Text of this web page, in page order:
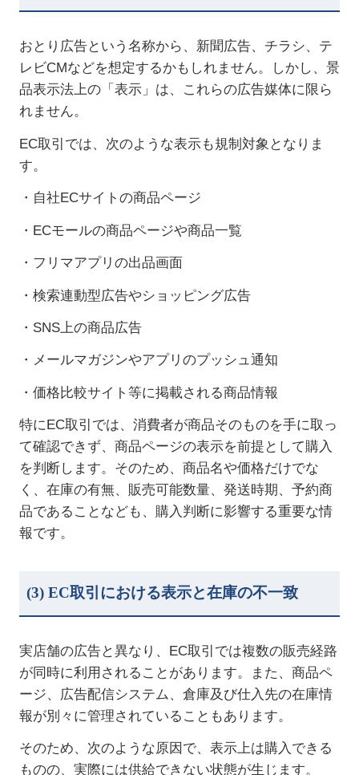
おとり広告という名称から、新聞広告、チラシ、テ
レビCMなどを想定するかもしれません。しかし、景
品表示法上の「表示」は、これらの広告媒体に限ら
れません。
EC取引では、次のような表示も規制対象となりま
す。
・自社 ECサイトの商品ページ
・ ECモールの商品ページや商品一覧
・フリマアプリの出品画面
・検索連動型広告やショッピング広告
・ SNS上の商品広告
・メールマガジンやアプリのプッシュ通知
・価格比較サイト等に掲載される商品情報
特に EC取引では、消費者が商品そのものを手に取っ
て確認できず、商品ページの表示を前提として購入
を判断します。そのため、商品名や価格だけでな
く、在庫の有無、販売可能数量、発送時期、予約商
品であることなども、購入判断に影響する重要な情
報です。
(3) EC取引における表示と在庫の不一致
実店舗の広告と異なり、 EC取引では複数の販売経路
が同時に利用されることがあります。また、商品ペ
ージ、広告配信システム、倉庫及び仕入先の在庫情
報が別々に管理されていることもあります。
そのため、次のような原因で、表示上は購入できる
ものの、実際には供給できない状態が生じます。